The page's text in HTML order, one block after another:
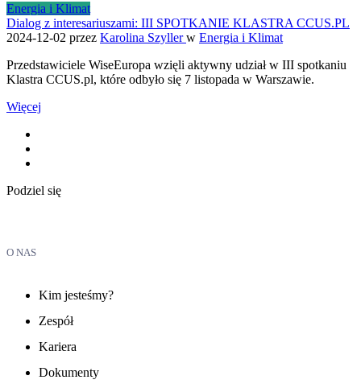
Energia i Klimat
Dialog z interesariuszami: III SPOTKANIE KLASTRA CCUS.PL
2024-12-02 przez Karolina Szyllerw Energia i Klimat
Przedstawiciele WiseEuropa wzięli aktywny udział w III spotkaniu
Klastra CCUS.pl, które odbyło się 7 listopada w Warszawie.
Więcej
Podziel się
O NAS
Kim jesteśmy?
Zespół
Kariera
Dokumenty